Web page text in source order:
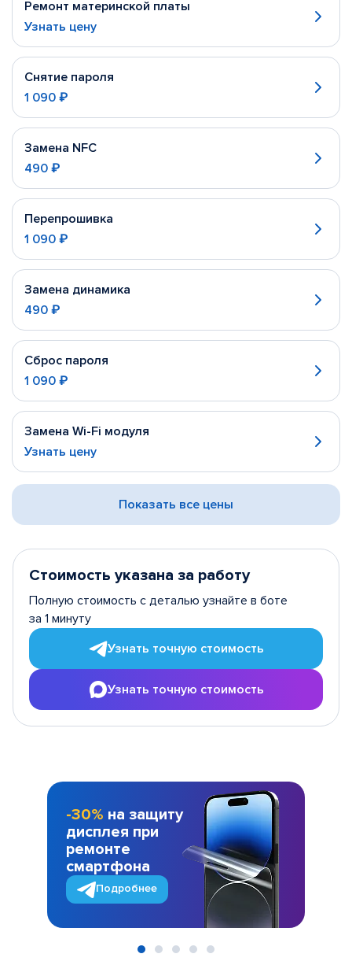
Ремонт материнской платы
Узнать цену
Снятие пароля
1 090 ₽
Замена NFC
490 ₽
Перепрошивка
1 090 ₽
Замена динамика
490 ₽
Сброс пароля
1 090 ₽
Замена Wi-Fi модуля
Узнать цену
Показать все цены
Стоимость указана за работу
Полную стоимость с деталью узнайте в боте
за 1 минуту
Узнать точную стоимость
Узнать точную стоимость
-30% на защиту
дисплея при
ремонте
смартфона
Подробнее